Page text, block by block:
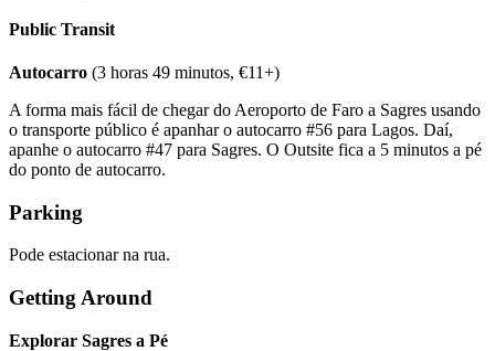
Public Transit
Autocarro (3 horas 49 minutos, €11+)
A forma mais fácil de chegar do Aeroporto de Faro a Sagres usando
o transporte público é apanhar o autocarro #56 para Lagos. Daí,
apanhe o autocarro #47 para Sagres. O Outsite fica a 5 minutos a pé
do ponto de autocarro.
Parking
Pode estacionar na rua.
Getting Around
Explorar Sagres a Pé